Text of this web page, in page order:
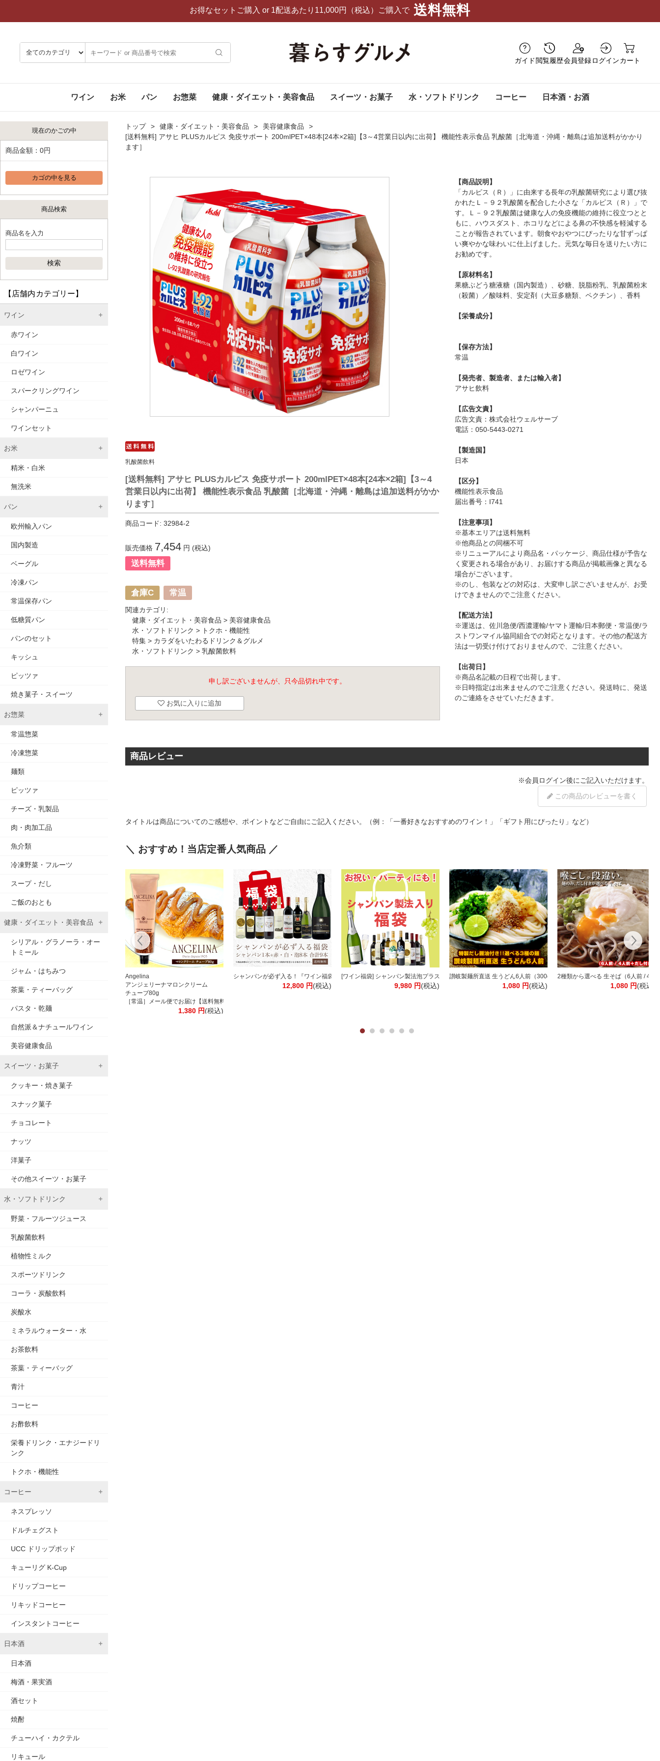
お得なセットご購入 or 1配送あたり11,000円（税込）ご購入で 送料無料
ガイド 閲覧履歴会員登録ログインカート
ワイン お米 パン お惣菜 健康・ダイエット・美容食品 スイーツ・お菓子 水・ソフトドリンク コーヒー 日本酒・お酒
現在のかごの中
商品金額： 0円
カゴの中を見る
商品検索
商品名を入力
【店舗内カテゴリー】
ワイン
赤ワイン
白ワイン
ロゼワイン
スパークリングワイン
シャンパーニュ
ワインセット
お米
精米・白米
無洗米
パン
欧州輸入パン
国内製造
ベーグル
冷凍パン
常温保存パン
低糖質パン
パンのセット
キッシュ
ピッツァ
焼き菓子・スイーツ
お惣菜
常温惣菜
冷凍惣菜
麺類
ピッツァ
チーズ・乳製品
肉・肉加工品
魚介類
冷凍野菜・フルーツ
スープ・だし
ご飯のおとも
健康・ダイエット・美容食品
シリアル・グラノーラ・オー
トミール
ジャム・はちみつ
茶葉・ティーバッグ
パスタ・乾麺
自然派＆ナチュールワイン
美容健康食品
スイーツ・お菓子
クッキー・焼き菓子
スナック菓子
チョコレート
ナッツ
洋菓子
その他スイーツ・お菓子
水・ソフトドリンク
野菜・フルーツジュース
乳酸菌飲料
植物性ミルク
スポーツドリンク
コーラ・炭酸飲料
炭酸水
ミネラルウォーター・水
お茶飲料
茶葉・ティーバッグ
青汁
コーヒー
お酢飲料
栄養ドリンク・エナジードリ
ンク
トクホ・機能性
コーヒー
ネスプレッソ
ドルチェグスト
UCC ドリップポッド
キューリグ K-Cup
ドリップコーヒー
リキッドコーヒー
インスタントコーヒー
日本酒
日本酒
梅酒・果実酒
酒セット
焼酎
チューハイ・カクテル
リキュール
トップ 健康・ダイエット・美容食品
美容健康食品
[送料無料] アサヒ PLUSカルピス 免疫サポート 200mlPET×48本[24本×2箱]【3～4営業日以内に出荷】 機能性表示食品 乳酸菌［北海道・沖縄・離島は追加送料がかかり
ます］
乳酸菌飲料
[送料無料] アサヒ PLUSカルピス 免疫サポート 200mlPET×48本[24本×2箱]【3～4
営業日以内に出荷】 機能性表示食品 乳酸菌［北海道・沖縄・離島は追加送料がかか
ります］
商品コード: 32984-2
販売価格 7,454 円 (税込)
送料無料
倉庫C 常温
関連カテゴリ:
健康・ダイエット・美容食品 > 美容健康食品
水・ソフトドリンク > トクホ・機能性
特集 > カラダをいたわるドリンク＆グルメ
水・ソフトドリンク > 乳酸菌飲料
申し訳ございませんが、只今品切れ中です。
お気に入りに追加
【商品説明】
「カルピス（Ｒ）」に由来する長年の乳酸菌研究により選び抜
かれたＬ－９２乳酸菌を配合した小さな「カルピス（Ｒ）」で
す。Ｌ－９２乳酸菌は健康な人の免疫機能の維持に役立つとと
もに、ハウスダスト、ホコリなどによる鼻の不快感を軽減する
ことが報告されています。朝食やおやつにぴったりな甘ずっぱ
い爽やかな味わいに仕上げました。元気な毎日を送りたい方に
お勧めです。
【原材料名】
果糖ぶどう糖液糖（国内製造）、砂糖、脱脂粉乳、乳酸菌粉末
（殺菌）／酸味料、安定剤（大豆多糖類、ペクチン）、香料
【栄養成分】
【保存方法】
常温
【発売者、製造者、または輸入者】
アサヒ飲料
【広告文責】
広告文責：株式会社ウェルサーブ
電話：050-5443-0271
【製造国】
日本
【区分】
機能性表示食品
届出番号：I741
【注意事項】
※基本エリアは送料無料
※他商品との同梱不可
※リニューアルにより商品名・パッケージ、商品仕様が予告な
く変更される場合があり、お届けする商品が掲載画像と異なる
場合がございます。
※のし、包装などの対応は、大変申し訳ございませんが、お受
けできませんのでご注意ください。
【配送方法】
※運送は、佐川急便/西濃運輸/ヤマト運輸/日本郵便・常温便/ラ
ストワンマイル協同組合での対応となります。その他の配送方
法は一切受け付けておりませんので、ご注意ください。
【出荷日】
※商品名記載の日程で出荷します。
※日時指定は出来ませんのでご注意ください。発送時に、発送
のご連絡をさせていただきます。
商品レビュー
※会員ログイン後にご記入いただけます。
この商品のレビューを書く
タイトルは商品についてのご感想や、ポイントなどご自由にご記入ください。（例：「一番好きなおすすめのワイン！」「ギフト用にぴったり」など）
＼ おすすめ！当店定番人気商品 ／
加送料がかかります］
かります］
ック［北海道・沖縄・離島は追加送料がかかります］
クコーヒー 1000ml紙パック 合計12本[6本×2箱] 【3～4営業日以内に出荷】【送料無料※北海道追加料金※沖縄離島不可】伊藤園
[送料無料] 丸福珈琲店
昭和九年伝承アイスコーヒー
無糖 1000ml紙パック×6本
【4～5営業日以内に出荷】 1L 1l コーヒー アイスコーヒー 紙パック ブラック 無糖 リキッドコーヒー［北海道・沖縄・離島は追加送料がかかります］
Angelina
アンジェリーナマロンクリーム
チューブ80g
［常温］メール便でお届け【送料無料】【3～4営業日以内に出荷】
1,380 円(税込)
シャンパンが必ず入る！『ワイン福袋』欧州産ワイン9本入り 赤 白 泡 スパークリング ワイン 【常温】[WT511]【3～4営業日以内に出荷】[W] ワイン福袋 飲み比
12,800 円(税込)
[ワイン福袋] シャンパン製法泡プラス1本！ソムリエ厳選 赤白泡 MIX 合計11本 [常温]【3～4営業日以内に出荷】[W]
9,980 円(税込)
讃岐製麺所直送 生うどん6人前（300g×2P）［だし付き］選べる3種（通常麺
1,080 円(税込)
2種類から選べる 生そば（6人前 / 4人
1,080 円(税込)